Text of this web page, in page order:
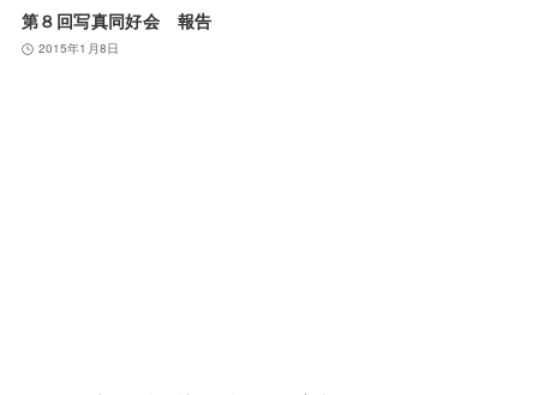
第８回写真同好会 報告
2015年1月8日